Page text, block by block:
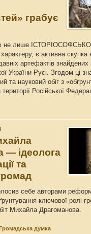
грабує
не лише
є активна скупка
артефактів знайдених
України-Русі. Згодом ці
та науковий обіг з
Російської
— ідеолога
та
себе авторами
ключової ролі
Михайла Драгоманова.
думка